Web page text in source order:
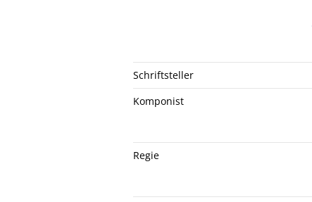
Schriftsteller
Komponist
Regie